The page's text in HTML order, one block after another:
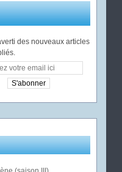
des nouveaux articles